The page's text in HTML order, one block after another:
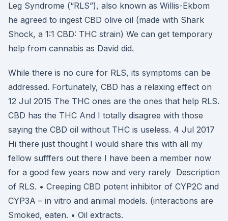
Leg Syndrome (“RLS”), also known as Willis-Ekbom
he agreed to ingest CBD olive oil (made with Shark
Shock, a 1:1 CBD: THC strain) We can get temporary
help from cannabis as David did.
While there is no cure for RLS, its symptoms can be
addressed. Fortunately, CBD has a relaxing effect on
12 Jul 2015 The THC ones are the ones that help RLS.
CBD has the THC And I totally disagree with those
saying the CBD oil without THC is useless. 4 Jul 2017
Hi there just thought I would share this with all my
fellow sufffers out there I have been a member now
for a good few years now and very rarely Description
of RLS. • Creeping CBD potent inhibitor of CYP2C and
CYP3A – in vitro and animal models. (interactions are
Smoked, eaten. • Oil extracts.